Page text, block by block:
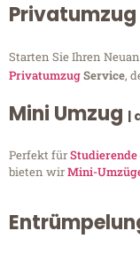
Privatumzug
Starten Sie Ihren
PrivatumzugService,
Mini Umzug |
Perfekt fürStudierende
bieten wirMini-